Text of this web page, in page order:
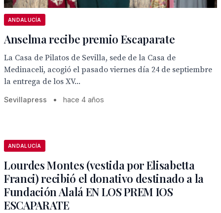
ANDALUCÍA
Anselma recibe premio Escaparate
La Casa de Pilatos de Sevilla, sede de la Casa de
Medinaceli, acogió el pasado viernes día 24 de septiembre
la entrega de los XV...
Sevillapress • hace 4 años
ANDALUCÍA
Lourdes Montes (vestida por Elisabetta
Franci) recibió el donativo destinado a la
Fundación Alalá EN LOS PREM IOS
ESCAPARATE